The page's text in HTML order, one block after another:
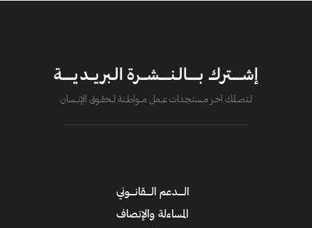
إشــــترك بــــالـنــــشــرة الـبريــديــــة
لــتصــلك آخــر مــستـجــدات عــــمل مــــواطــنة لـــحقــوق الإنــــسان
الــــدعم الــــقانــــوني
المساءلة والإنصاف